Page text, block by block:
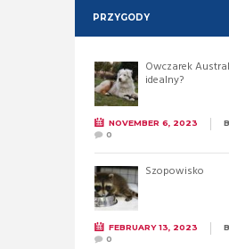
PRZYGODY
Owczarek
idealny?
NOVEMBER 6, 2023
0
Szopowisko
FEBRUARY 13, 2023
0